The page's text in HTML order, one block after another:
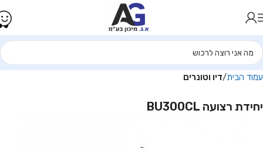
עמוד הבית דיו וטונרים
יחידת רצועה BU300CL